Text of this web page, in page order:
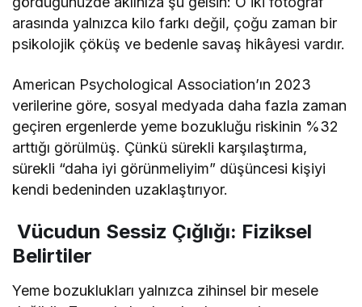
arasında yalnızca kilo farkı değil, çoğu zaman bir
psikolojik çöküş ve bedenle savaş hikâyesi vardır.
American Psychological Association’ın 2023
verilerine göre, sosyal medyada daha fazla zaman
geçiren ergenlerde yeme bozukluğu riskinin %32
arttığı görülmüş. Çünkü sürekli karşılaştırma,
sürekli “daha iyi görünmeliyim” düşüncesi kişiyi
kendi bedeninden uzaklaştırıyor.
Vücudun Sessiz Çığlığı: Fiziksel
Belirtiler
Yeme bozuklukları yalnızca zihinsel bir mesele